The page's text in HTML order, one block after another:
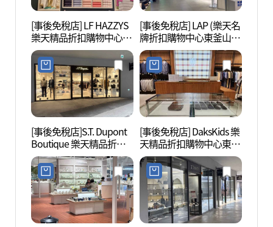
[事後免稅店] LF HAZZYS
樂天精品折扣購物中心東
釜山店(헤지스 롯데프리
미엄아울렛 동부산점)
[事後免稅店] LAP (樂天名
牌折扣購物中心東釜山
店)(LAP 롯데프리미엄아
울렛 동부산점)
[事後免稅店]S.T. Dupont
Boutique 樂天精品折扣
購物中心東釜山店(듀퐁
부틱 롯데프리미엄아울
렛 동부산점)
[事後免稅店] DaksKids 樂
天精品折扣購物中心東釜
山店(닥스키즈 롯데프리
미엄아울렛 동부산점)